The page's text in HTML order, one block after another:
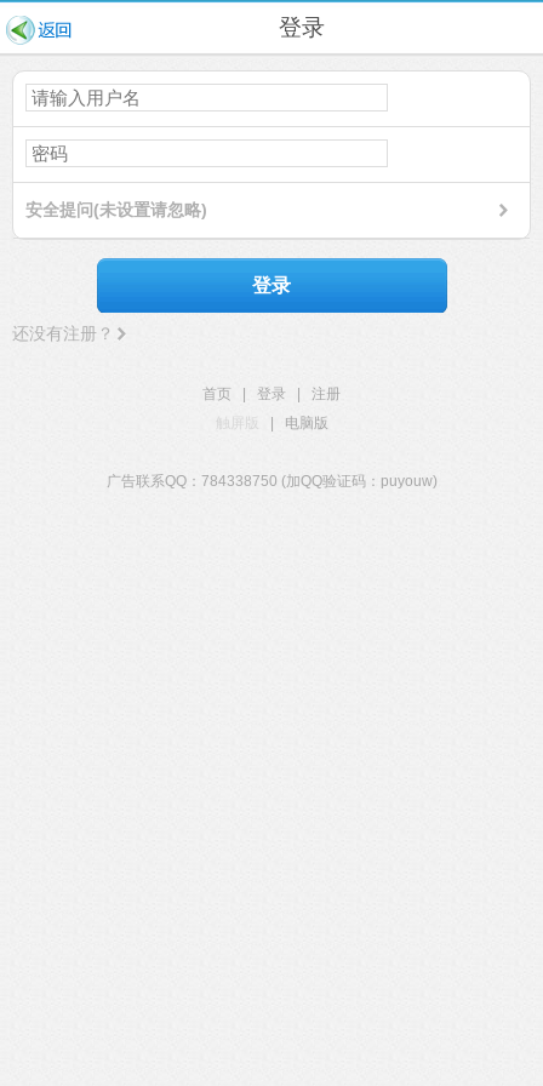
登录
安全提问(未设置请忽略)
登录
还没有注册？
首页 登录
注册
触屏版
电脑版
广告联系QQ：784338750 (加QQ验证码：puyouw)